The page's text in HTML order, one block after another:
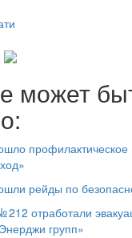
может
рейды по
отработали
групп»